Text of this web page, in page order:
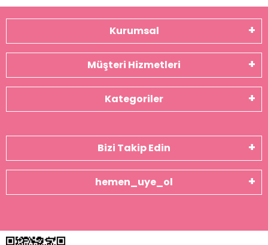
Kurumsal
Müşteri Hizmetleri
Kategoriler
Bizi Takip Edin
hemen_uye_ol